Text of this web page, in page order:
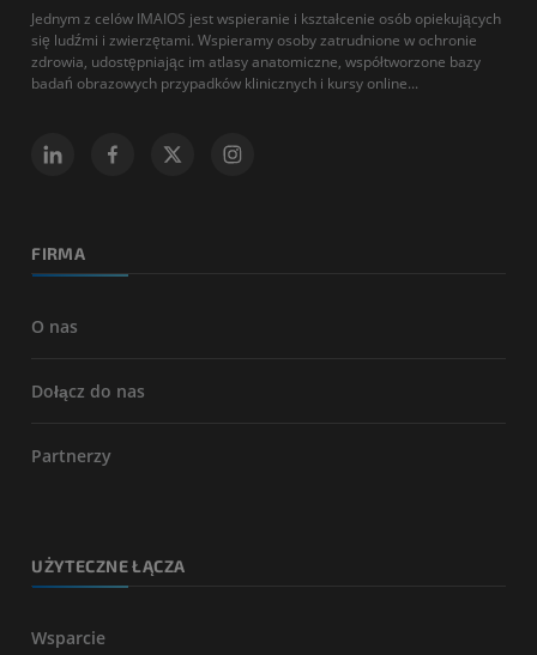
Jednym z celów IMAIOS jest wspieranie i kształcenie osób opiekujących
się ludźmi i zwierzętami. Wspieramy osoby zatrudnione w ochronie
zdrowia, udostępniając im atlasy anatomiczne, współtworzone bazy
badań obrazowych przypadków klinicznych i kursy online...
FIRMA
O nas
Dołącz do nas
Partnerzy
UŻYTECZNE ŁĄCZA
Wsparcie